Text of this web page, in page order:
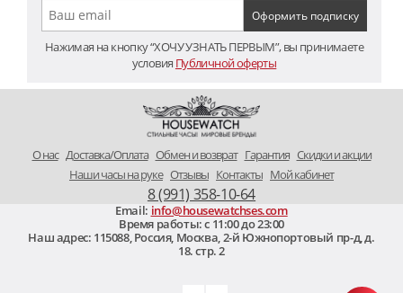
Нажимая на кнопку “ХОЧУ УЗНАТЬ ПЕРВЫМ”, вы принимаете
условия Публичной оферты
O нас Доставка/Оплата Обмен и возврат Гарантия Скидки и акции
Наши часы на руке Отзывы Контакты Мой кабинет
8 (991) 358-10-64
Email: info@housewatchses.com
Время работы: c 11:00 до 23:00
Наш адрес: 115088, Россия, Москва 2-й Южнопортовый пр-д, д.
18. стр. 2